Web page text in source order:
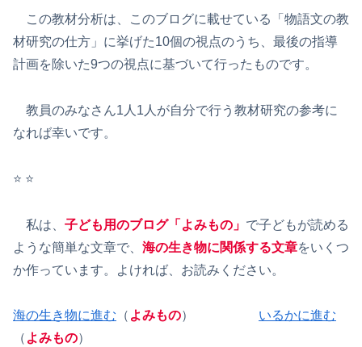
この教材分析は、このブログに載せている「物語文の教
材研究の仕方」に挙げた10個の視点のうち、最後の指導
計画を除いた9つの視点に基づいて行ったものです。
教員のみなさん1人1人が自分で行う教材研究の参考に
なれば幸いです。
⭐️ ⭐️
私は、 子ども用のブログ「よみもの」 で子どもが読める
ような簡単な文章で、 海の生き物に関係する文章をいくつ
か作っています。よければ、お読みください。
海の生き物に進む （ よみもの） いるかに進む
（ よみもの）